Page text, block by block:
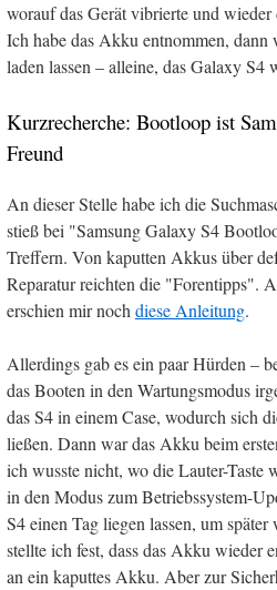
worauf das Gerät vibrierte und
Ich habe das Akku entnommen, dann
laden lassen – alleine, das Galaxy S4
Kurzrecherche: Bootloop ist
Freund
An dieser Stelle habe ich die
stieß bei "Samsung Galaxy S4
Treffern. Von kaputten Akkus über
Reparatur reichten die "Forentipps".
erschien mir nochdiese Anleitung.
Allerdings gab es ein paar Hürden –
das Booten in den Wartungsmodus
das S4 in einem Case, wodurch sich
ließen. Dann war das Akku beim
ich wusste nicht, wo die Lauter-Taste
in den Modus zum Betriebssystem-
S4 einen Tag liegen lassen, um
stellte ich fest, dass das Akku wieder
an ein kaputtes Akku. Aber zur